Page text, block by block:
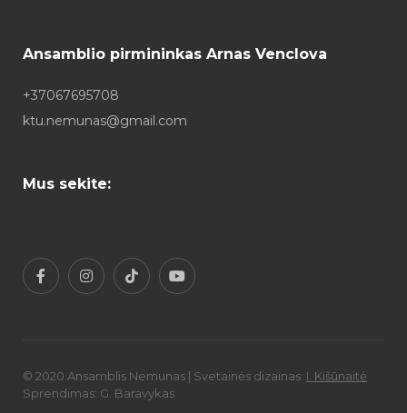
Ansamblio pirmininkas Arnas Venclova
+37067695708
ktu.nemunas@gmail.com
Mus sekite:
© 2020 Ansamblis Nemunas | Svetainės dizainas: I. Kišūnaitė
Sprendimas: G. Baravykas